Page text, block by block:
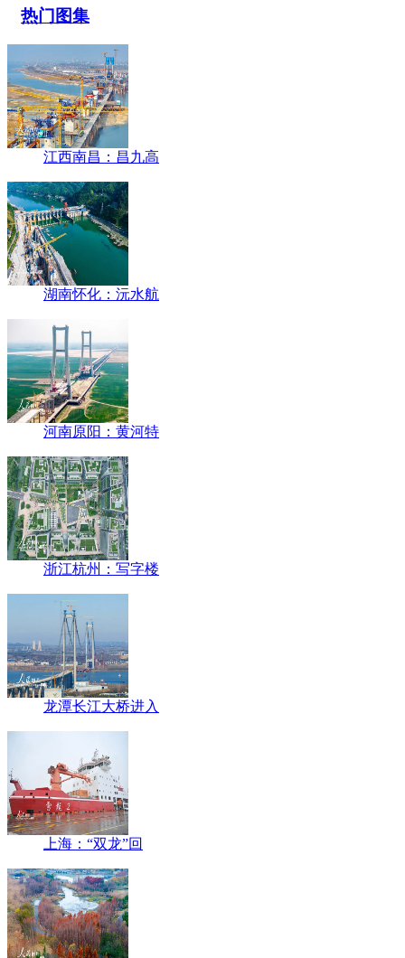
热门图集
江西南昌：昌九高
湖南怀化：沅水航
河南原阳：黄河特
浙江杭州：写字楼
龙潭长江大桥进入
上海：“双龙”回